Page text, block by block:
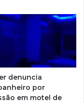
denuncia
por
em motel de